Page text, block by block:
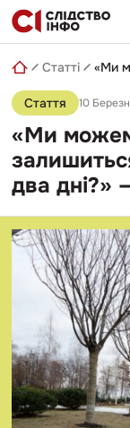
Skip
to
content
пошуковий
запит
Статті
Стаття 10
«Ми
два дні?»